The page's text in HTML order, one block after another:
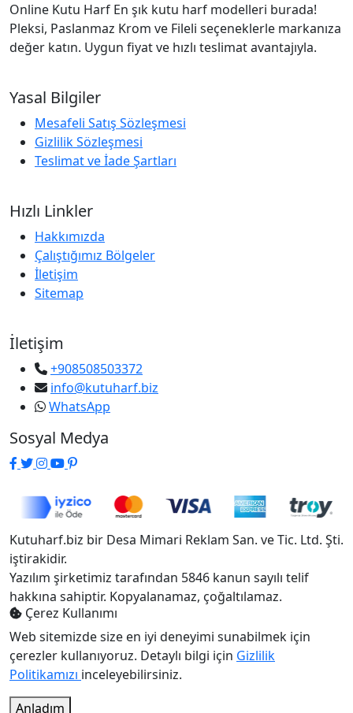
Online Kutu Harf En şık kutu harf modelleri burada!
Pleksi, Paslanmaz Krom ve Fileli seçeneklerle markanıza
değer katın. Uygun fiyat ve hızlı teslimat avantajıyla.
Yasal Bilgiler
Mesafeli Satış Sözleşmesi
Gizlilik Sözleşmesi
Teslimat ve İade Şartları
Hızlı Linkler
Hakkımızda
Çalıştığımız Bölgeler
İletişim
Sitemap
İletişim
+908508503372
info@kutuharf.biz
WhatsApp
Sosyal Medya
Kutuharf.biz bir Desa Mimari Reklam San. ve Tic. Ltd. Şti.
iştirakidir.
Yazılım şirketimiz tarafından 5846 kanun sayılı telif
hakkına sahiptir. Kopyalanamaz, çoğaltılamaz.
Çerez Kullanımı
Web sitemizde size en iyi deneyimi sunabilmek için
çerezler kullanıyoruz. Detaylı bilgi için Gizlilik
Politikamızı inceleyebilirsiniz.
Anladım